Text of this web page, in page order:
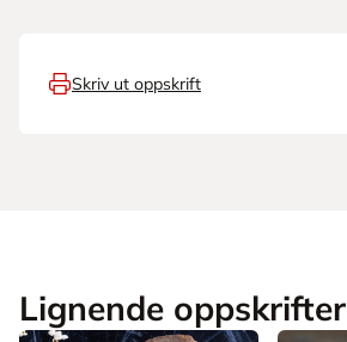
Skriv ut oppskrift
Lignende oppskrifter